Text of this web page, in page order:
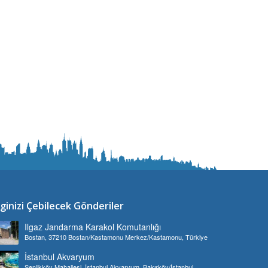
Çebilecek Gönderiler
Ilgaz Jandarma Karakol Komutanlığı
Bostan, 37210 Bostan/Kastamonu Merkez/Kastamonu, Türkiye
İstanbul Akvaryum